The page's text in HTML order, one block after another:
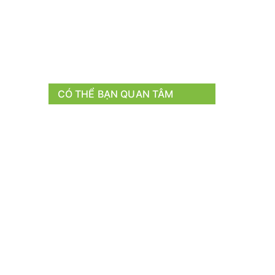
CÓ THỂ BẠN QUAN TÂM